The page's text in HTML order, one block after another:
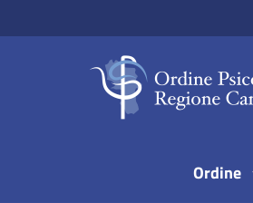
Vai al menu di navigazione
Vai al footer
Ordine